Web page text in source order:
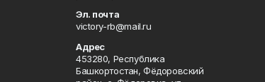
Эл. почта
victory-rb@mail.ru
Адрес
453280, Республика
Башкортостан, Фёдоровский